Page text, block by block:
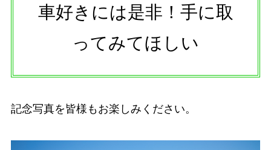
車好きには是非！手に取
ってみてほしい
記念写真を皆様もお楽しみください。